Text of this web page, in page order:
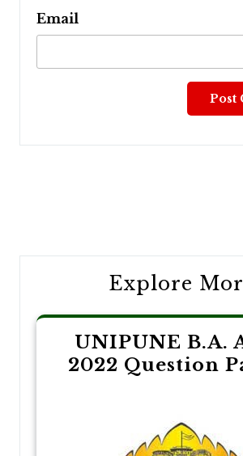
Email
Explore
UNIPUNE B.A.
2022 Question